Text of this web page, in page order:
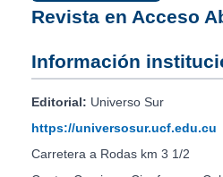
Revista en Acceso
Información
Editorial: Universo Sur
https://universosur.ucf.edu.cu
Carretera a Rodas km 3 1/2